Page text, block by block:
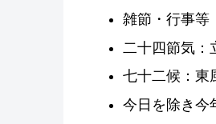
雑節・行事等
二十四節気：
七十二候：東
今日を除き今